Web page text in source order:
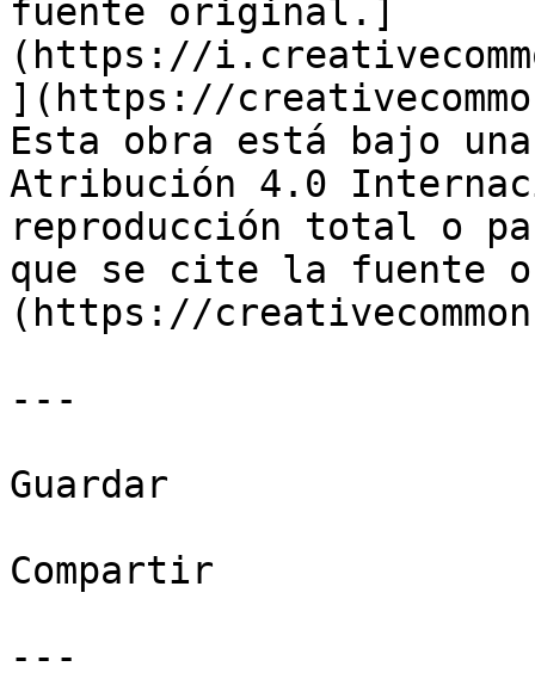
fuente original.]
(https://
](https://
Esta obra está bajo
Atribución 4.0
reproducción total o
que se cite la fuente
(https://
---
Guardar
Compartir
---